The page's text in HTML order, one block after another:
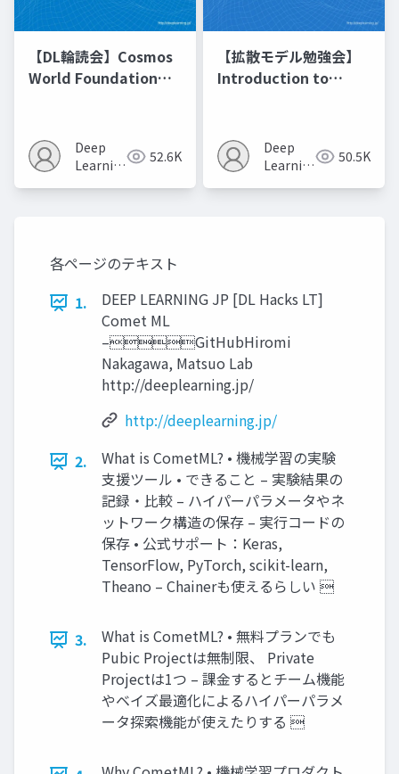
【DL輪読会】Cosmos
World Foundation
Deep
Learning
52.6K
【拡散モデル勉強会】
Introduction to
Deep
Learning
50.5K
各ページのテキスト
1.
DEEP LEARNING JP [DL Hacks LT]
Comet ML
–GitHubHiromi
Nakagawa, Matsuo Lab
http://deeplearning.jp/
http://deeplearning.jp/
2.
What is CometML? • 機械学習の実験
支援ツール • できること – 実験結果の
記録・比較 – ハイパーパラメータやネ
ットワーク構造の保存 – 実行コードの
保存 • 公式サポート：Keras,
TensorFlow, PyTorch, scikit-learn,
Theano – Chainerも使えるらしい 
3.
What is CometML? • 無料プランでも
Pubic Projectは無制限、 Private
Projectは1つ – 課金するとチーム機能
やベイズ最適化によるハイパーパラメ
ータ探索機能が使えたりする 